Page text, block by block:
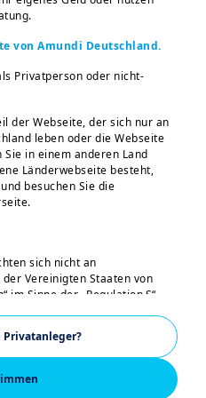
von Amundi Deutschland.
Privatperson oder nicht-
der Webseite, der sich nur an
leben oder die Webseite
in einem anderen Land
Länderwebseite besteht,
besuchen Sie die
sich nicht an
Vereinigten Staaten von
im Sinne der „Regulation S“
betreffen
die in den Vereinigten
sowie Personen- und
US-Recht organisiert oder
Person“ sind, sind Sie
Privatanleger?
und
gestützt durch
Intelligenz und
In der zweiten
zeigen, in welchem
Märkte Schocks
Wachstum wird
und die Inflation
unterliegen, während
finanzpolitischer
Ausgaben lassen